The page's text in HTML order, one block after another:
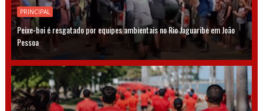
PRINCIPAL
Peixe-boi é resgatado por equipes ambientais no Rio Jaguaribe em João
Pessoa